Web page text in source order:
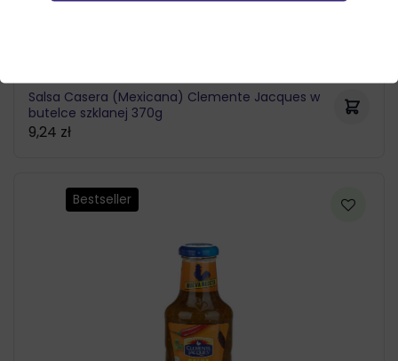
Salsa Casera (Mexicana) Clemente Jacques w
butelce szklanej 370g
9,24 zł
Bestseller